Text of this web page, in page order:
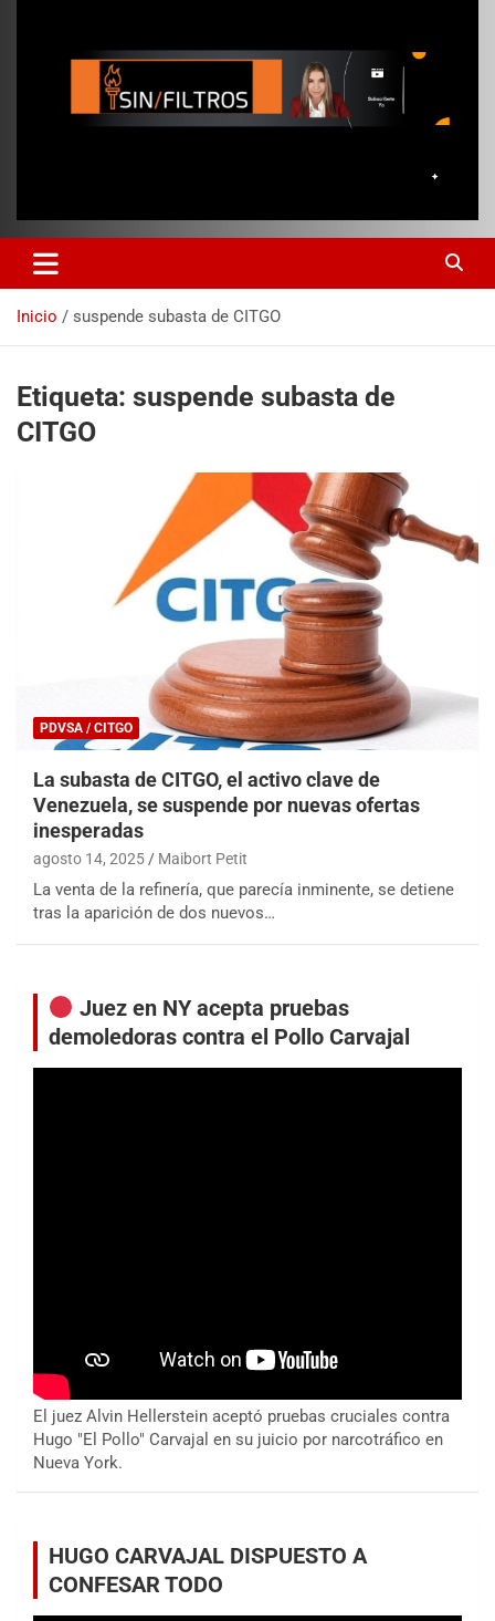
Inicio suspende subasta de CITGO
Etiqueta: suspende subasta de
CITGO
PDVSA / CITGO
La subasta de CITGO, el activo clave de
Venezuela, se suspende por nuevas ofertas
inesperadas
agosto 14, 2025 Maibort Petit
La venta de la refinería, que parecía inminente, se detiene
tras la aparición de dos nuevos…
Juez en NY acepta pruebas
demoledoras contra el Pollo Carvajal
El juez Alvin Hellerstein aceptó pruebas cruciales contra
Hugo "El Pollo" Carvajal en su juicio por narcotráfico en
Nueva York.
HUGO CARVAJAL DISPUESTO A
CONFESAR TODO